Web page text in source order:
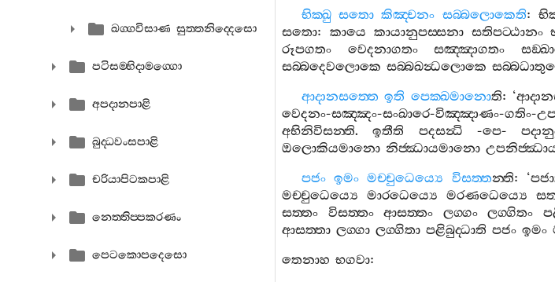
ඛග‍්ගවිසාණ සුත‍්තනිද‍්දෙසො
පටිසම‍්භිදාමග‍්ගො
අපදානපාළි
බුද‍්ධවංසපාළි
චරියාපිටකපාළි
නෙත‍්තිප‍්පකරණං
පෙටකොපදෙසො
භික‍්ඛු සතො කිඤ‍්චනං සබ‍්බලොකෙති:
සතො: කායෙ කායානුපස‍්සනා සතිපට‍්ඨානං
රූපගතං
වෙදනාගතං සඤ‍්ඤාගතං
සබ‍්බදෙවලොකෙ සබ‍්බඛන්‍ධලොකෙ
ආදානසත‍්තෙ ඉති පෙක‍්ඛමානොති: ‘
වෙදනං-සඤ‍්ඤං-සංඛාරෙ-විඤ‍්ඤාණං-ගතිං-
අභිනිවිසන‍්ති.ඉතීති පදසන්‍ධි -පෙ-
ඔලොකියමානො නිජ‍්ඣායමානො
පජං ඉමං මච‍්චුධෙය්‍යෙ විසත‍්තන‍්ති: ‘
මච‍්චුධෙය්‍යෙ
මාරධෙය්‍යෙ මරණධෙය්‍යෙ
සත‍්තං
විසත‍්තං ආසත‍්තං ලග‍්ගං ලග‍්ගිතං
ආසත‍්තා ලග‍්ගා ලග‍්ගිතා පළිබුද‍්ධාති පජං ඉමං
තෙනාහ භගවා: